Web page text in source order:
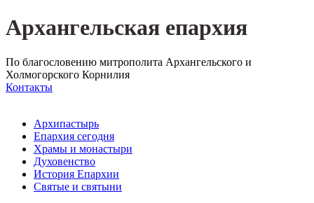
Архангельская епархия
По благословению митрополита Архангельского и
Холмогорского Корнилия
Контакты
Архипастырь
Епархия сегодня
Храмы и монастыри
Духовенство
История Епархии
Святые и святыни